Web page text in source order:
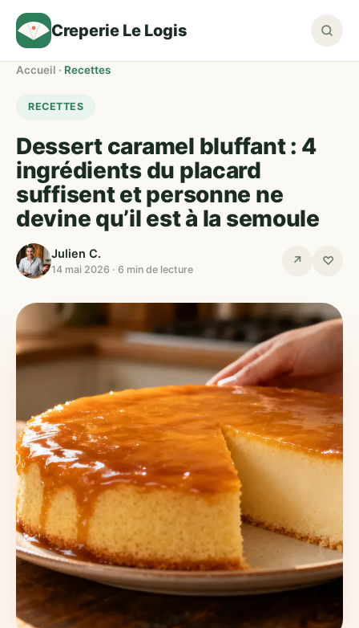
Creperie Le Logis
Accueil · Recettes
RECETTES
Dessert caramel bluffant : 4
ingrédients du placard
suffisent et personne ne
devine qu’il est à la semoule
Julien C.
14 mai 2026 · 6 min de lecture
↗ ♡